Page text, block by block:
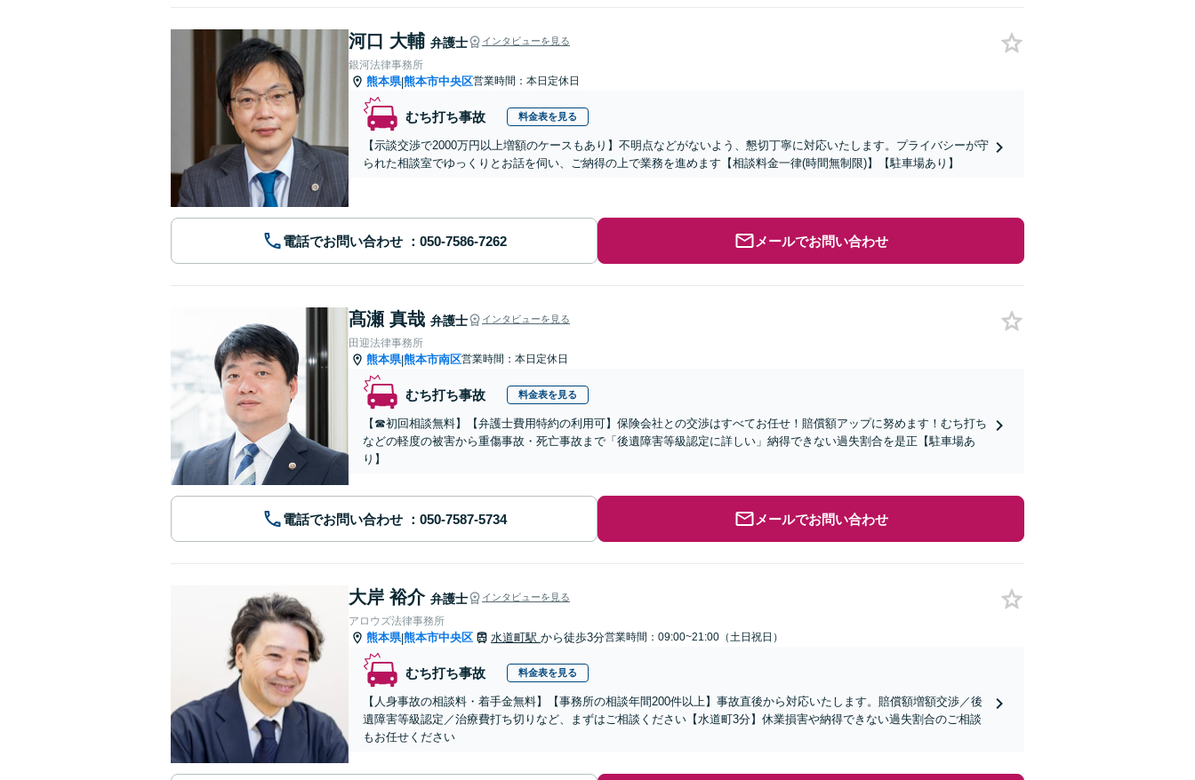
河口 大輔 弁護士 インタビューを見る
銀河法律事務所
熊本県|熊本市中央区営業時間：本日定休日
むち打ち事故 料金表を見る
【示談交渉で2000万円以上増額のケースもあり】不明点などがないよう、懇切丁寧に対応いたします。プライバシーが守
られた相談室でゆっくりとお話を伺い、ご納得の上で業務を進めます【相談料金一律(時間無制限)】【駐車場あり】
電話でお問い合わせ メールでお問い合わせ
髙瀬 真哉 弁護士 インタビューを見る
田迎法律事務所
熊本県|熊本市南区営業時間：本日定休日
むち打ち事故 料金表を見る
【☎︎初回相談無料】【弁護士費用特約の利用可】保険会社との交渉はすべてお任せ！賠償額アップに努めます！むち打ち
などの軽度の被害から重傷事故・死亡事故まで「後遺障害等級認定に詳しい」納得できない過失割合を是正【駐車場あ
り】
電話でお問い合わせ メールでお問い合わせ
大岸 裕介 弁護士 インタビューを見る
アロウズ法律事務所
熊本県|熊本市中央区 水道町駅 から徒歩3分営業時間：09:00~21:00（土日祝日）
むち打ち事故 料金表を見る
【人身事故の相談料・着手金無料】【事務所の相談年間200件以上】事故直後から対応いたします。賠償額増額交渉／後
遺障害等級認定／治療費打ち切りなど、まずはご相談ください【水道町3分】休業損害や納得できない過失割合のご相談
もお任せください